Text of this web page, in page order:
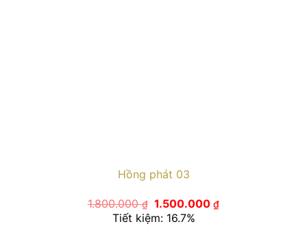
Hồng phát 03
1.800.000₫ Giá
gốc
là:
1.500.000₫Giá
Tiết kiệm: 16.7%